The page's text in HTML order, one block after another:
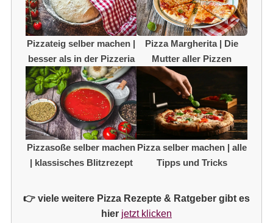
Pizzateig selber machen |
besser als in der Pizzeria
Pizza Margherita | Die
Mutter aller Pizzen
Pizzasoße selber machen
| klassisches Blitzrezept
Pizza selber machen | alle
Tipps und Tricks
👉 viele weitere Pizza Rezepte & Ratgeber gibt es
hier jetzt klicken